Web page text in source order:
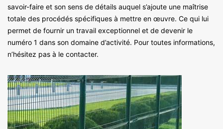
savoir-faire et son sens de détails auquel s’ajoute une maîtrise
totale des procédés spécifiques à mettre en œuvre. Ce qui lui
permet de fournir un travail exceptionnel et de devenir le
numéro 1 dans son domaine d’activité. Pour toutes informations,
n’hésitez pas à le contacter.